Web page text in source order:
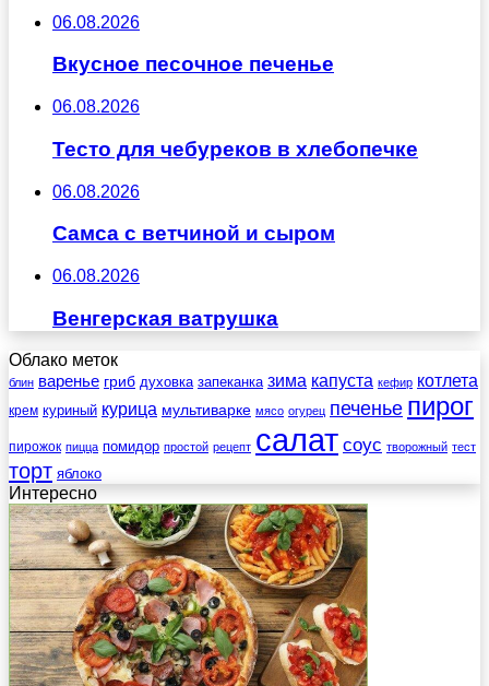
06.08.2026
Вкусное песочное печенье
06.08.2026
Тесто для чебуреков в хлебопечке
06.08.2026
Самса с ветчиной и сыром
06.08.2026
Венгерская ватрушка
Облако меток
блин варенье гриб духовка запеканка зима капуста кефир котлета
крем куриный курица мультиварке мясо огурец печенье пирог
пирожок пицца помидор простой рецепт салат соус творожный тест
торт яблоко
Интересно